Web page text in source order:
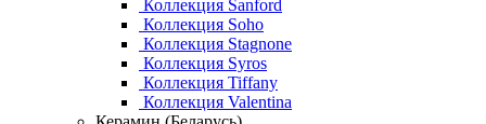
Коллекция Sanford
Коллекция Soho
Коллекция Stagnone
Коллекция Syros
Коллекция Tiffany
Коллекция Valentina